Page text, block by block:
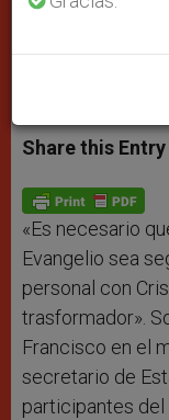
las
a
t
s
p
p
s
s
e
g
e
r
c
e
b
o
k
Share this Entry
«Es necesario
Evangelio sea
personal con
trasformador».
Francisco en el
secretario de
participantes del